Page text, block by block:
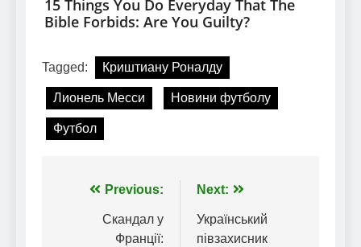
Tagged: Криштиану Роналду
Лионель Месси Новини футболу
Футбол
Навігація
записів
Previous:
Скандал у
Франції:
Next:
Український
півзахисник